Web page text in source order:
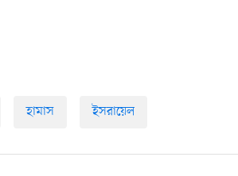
হামাস ইসরায়েল